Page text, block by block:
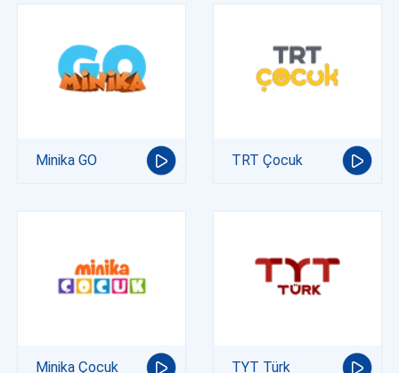
Minika GO TRT Çocuk
Minika Çocuk TYT Türk